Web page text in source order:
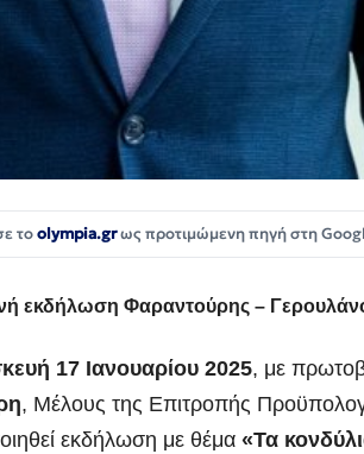
τοolympia.grως προτιμώμενη πηγή στη
εκδήλωση Φαραντούρης –
17 Ιανουαρίου 2025, με
, Μέλους της Επιτροπής
εκδήλωση με θέμα «Τα